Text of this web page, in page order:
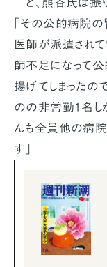
と、熊谷氏は振り
「その公的病院
医師が派遣されて
師不足になって
揚げてしまったの
のの非常勤1名し
んも全員他の病院
す」